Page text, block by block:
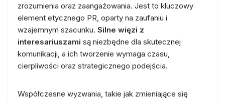
zrozumienia oraz zaangażowania. Jest to kluczowy
element etycznego PR, oparty na zaufaniu i
wzajemnym szacunku. Silne więzi z
interesariuszami są niezbędne dla skutecznej
komunikacji, a ich tworzenie wymaga czasu,
cierpliwości oraz strategicznego podejścia.
Współczesne wyzwania, takie jak zmieniające się